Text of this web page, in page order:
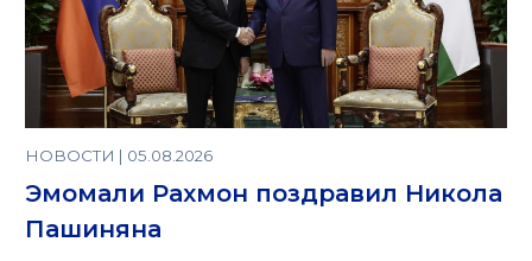
НОВОСТИ | 05.08.2026
Эмомали Рахмон поздравил Никола
Пашиняна